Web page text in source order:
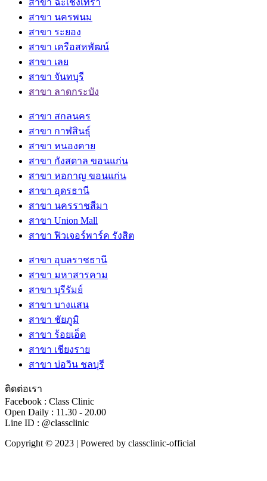
สาขา นครพนม
สาขา ระยอง
สาขา เครือสหพัฒน์
สาขา เลย
สาขา จันทบุรี
สาขา ลาดกระบัง
สาขา สกลนคร
สาขา กาฬสินธุ์
สาขา หนองคาย
สาขา กังสดาล ขอนแก่น
สาขา หอกาญ ขอนแก่น
สาขา อุดรธานี
สาขา นครราชสีมา
สาขา Union Mall
สาขา ฟิวเจอร์พาร์ค รังสิต
สาขา อุบลราชธานี
สาขา มหาสารคาม
สาขา บุรีรัมย์
สาขา บางแสน
สาขา ชัยภูมิ
สาขา ร้อยเอ็ด
สาขา เชียงราย
สาขา บ่อวิน ชลบุรี
ติดต่อเรา
Facebook : Class Clinic
Open Daily : 11.30 - 20.00
Line ID : @classclinic​
Copyright © 2023 | Powered by classclinic-official